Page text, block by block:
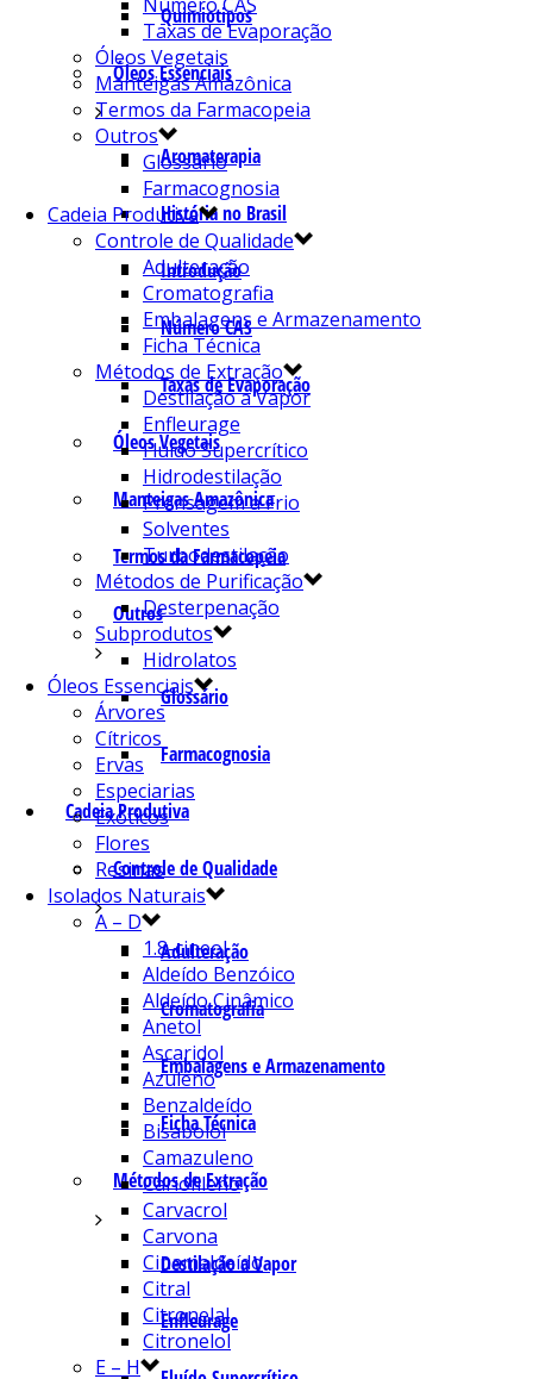
Quimiotipos
Óleos Essenciais
Aromaterapia
História no Brasil
Introdução
Número CAS
Taxas de Evaporação
Óleos Vegetais
Manteigas Amazônica
Termos da Farmacopeia
Outros
Glossário
Farmacognosia
Cadeia Produtiva
Controle de Qualidade
Adulteração
Cromatografia
Embalagens e Armazenamento
Ficha Técnica
Métodos de Extração
Destilação a Vapor
Enfleurage
Taxas de Evaporação
Óleos Vegetais
Manteigas Amazônica
Termos da Farmacopeia
Outros
Glossário
Farmacognosia
Cadeia Produtiva
Controle de Qualidade
Adulteração
Cromatografia
Embalagens e Armazenamento
Ficha Técnica
Métodos de Extração
Destilação a Vapor
Enfleurage
Fluído Supercrítico
Hidrodestilação
Prensagem a Frio
Solventes
Turbodestilação
Métodos de Purificação
Desterpenação
Subprodutos
Hidrolatos
Óleos Essenciais
Árvores
Cítricos
Ervas
Especiarias
Exóticos
Flores
Resinas
Isolados Naturais
A – D
1.8-cineol
Aldeído Benzóico
Aldeído Cinâmico
Anetol
Ascaridol
Azuleno
Benzaldeído
Bisabolol
Camazuleno
Cariofileno
Carvacrol
Carvona
Cinamaldeído
Citral
Citronelal
Citronelol
E – H